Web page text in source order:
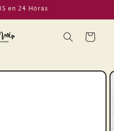
en 24 Horas
Carrito